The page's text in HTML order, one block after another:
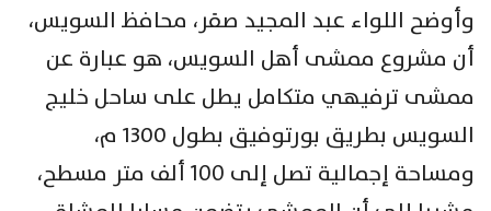
وأوضح اللواء عبد المجيد صقر، محافظ السويس،
أن مشروع ممشى أهل السويس، هو عبارة عن
ممشى ترفيهي متكامل يطل على ساحل خليج
السويس بطريق بورتوفيق بطول 1300 م،
ومساحة إجمالية تصل إلى ١٠٠ ألف متر مسطح،